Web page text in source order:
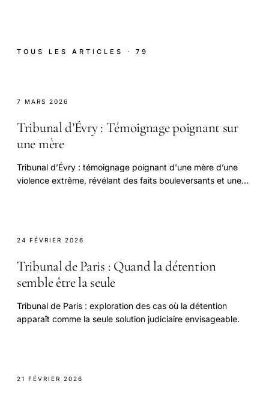
TOUS LES ARTICLES · 79
7 MARS 2026
Tribunal d’Évry : Témoignage poignant sur
une mère
Tribunal d’Évry : témoignage poignant d'une mère d’une
violence extrême, révélant des faits bouleversants et une
24 FÉVRIER 2026
Tribunal de Paris : Quand la détention
semble être la seule
Tribunal de Paris : exploration des cas où la détention
apparaît comme la seule solution judiciaire envisageable.
21 FÉVRIER 2026